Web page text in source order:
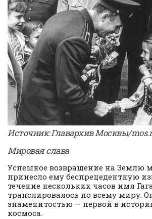
Источник: Главархив Москвы/
Мировая слава
Успешное возвращение на Землю
принесло ему беспрецедентную
течение нескольких часов имя
транслировалось по всему миру.
знаменитостью — первой в
космоса.